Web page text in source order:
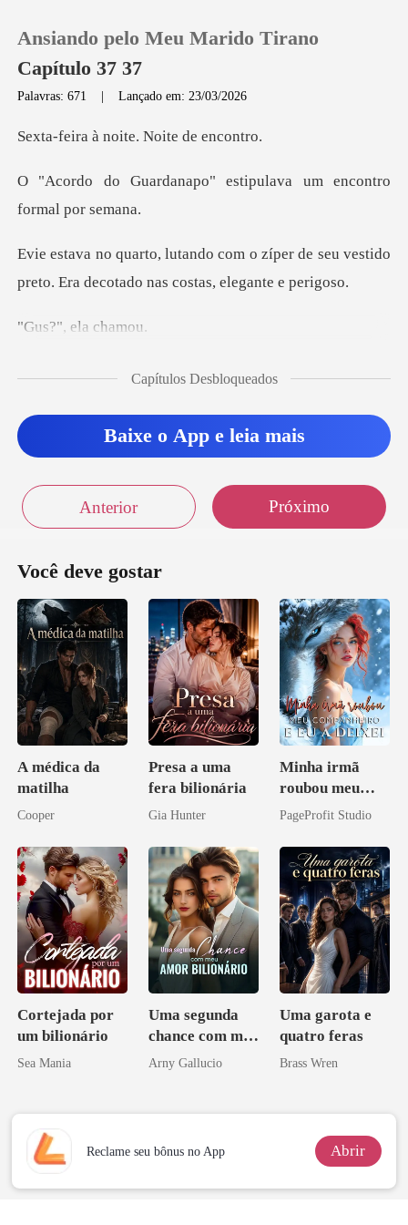
Loja
Ansiando pelo Meu Marido Tirano
Capítulo 37 37
Palavras: 671 |Lançado em: 23/03/2026
noite. Noite
o" estipulava um encon
zíper de seu vestido
preto. Era dec
, ela
Capítulos Desbloqueados
Baixe o App e leia mais
Anterior Próximo
Você deve gostar
A médica da
matilha
Cooper
Presa a uma
fera bilionária
Gia Hunter
Minha irmã
roubou meu
companheiro e
PageProfit Studio
Cortejada por
um bilionário
Sea Mania
Uma segunda
chance com meu
amor bilionário
Arny Gallucio
Uma garota e
quatro feras
Brass Wren
Reclame seu bônus no App Abrir